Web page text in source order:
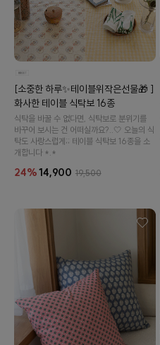
[소중한 하루✨테이블위작은선물🎁 ]
화사한 테이블 식탁보 16종
식탁을 바꿀 수 없다면, 식탁보로 분위기를
바꾸어 보시는 건 어떠실까요?..🤍 오늘의 식
탁도 사랑스럽게;; 테이블 식탁보 16종을 소
개합니다 *.*
24%14,900 19,500